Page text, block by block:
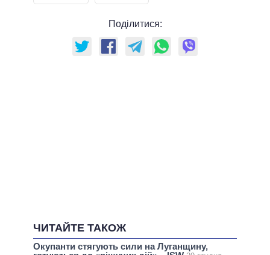
Поділитися:
ЧИТАЙТЕ ТАКОЖ
Окупанти стягують сили на Луганщину,